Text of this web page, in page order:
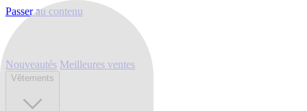
Passer au contenu
Nouveautés Meilleures ventes
Vêtements